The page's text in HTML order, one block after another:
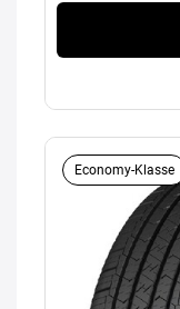
Economy-Klasse